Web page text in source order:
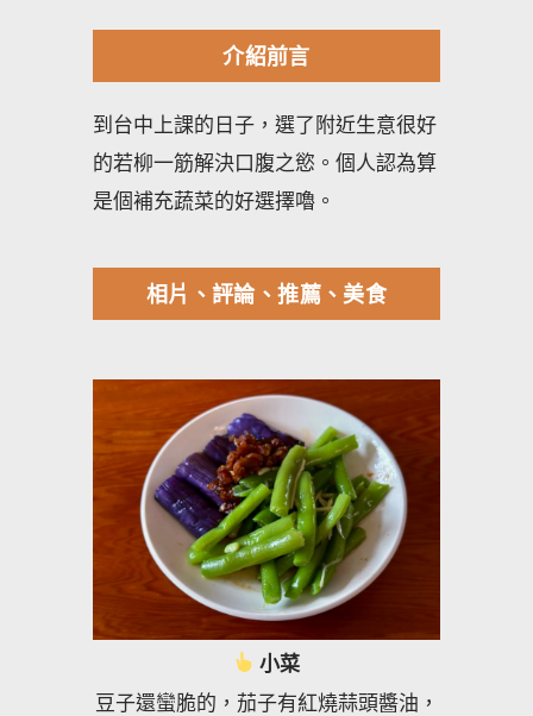
介紹前言
到台中上課的日子，選了附近生意很好
的若柳一筋解決口腹之慾。個人認為算
是個補充蔬菜的好選擇嚕。
相片、評論、推薦、美食
小菜
豆子還蠻脆的，茄子有紅燒蒜頭醬油，